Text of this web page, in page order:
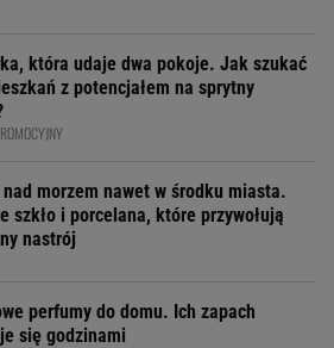
która udaje dwa pokoje. Jak szukać
z potencjałem na sprytny
nad morzem nawet w środku miasta.
szkło i porcelana, które przywołują
nastrój
perfumy do domu. Ich zapach
się godzinami